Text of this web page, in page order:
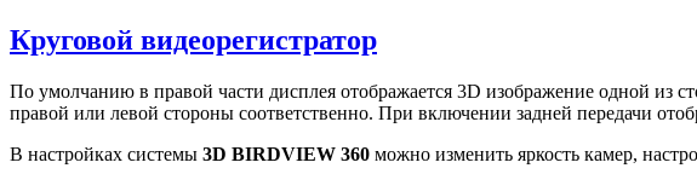
Круговой видеорегистратор
По умолчанию в правой части дисплея отображается 3D изображение одной из
правой или левой стороны соответственно. При включении задней передачи
В настройках системы 3D BIRDVIEW 360 можно изменить яркость камер,